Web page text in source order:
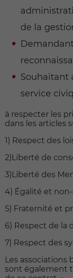
de la
Souhaitant
service
à respecter les
dans les articles
1) Respect des
2)Liberté de
3)Liberté des
4) Égalité et
5) Fraternité et
6) Respect de la
7) Respect des
Les associations
sont également